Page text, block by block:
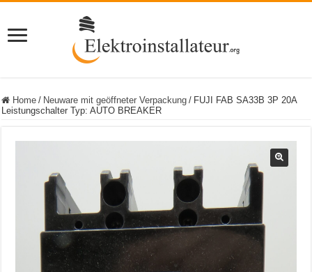
Home / Neuware mit geöffneter Verpackung / FUJI FAB SA33B 3P 20A
Leistungschalter Typ: AUTO BREAKER